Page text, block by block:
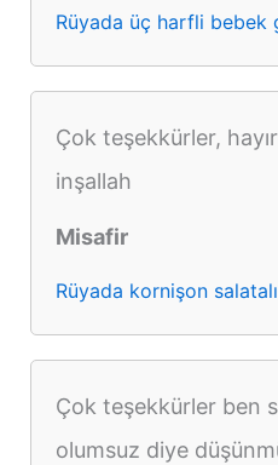
Rüyada üç harfli bebek
Çok teşekkürler,
inşallah
Misafir
Rüyada kornişon
Çok teşekkürler ben
olumsuz diye